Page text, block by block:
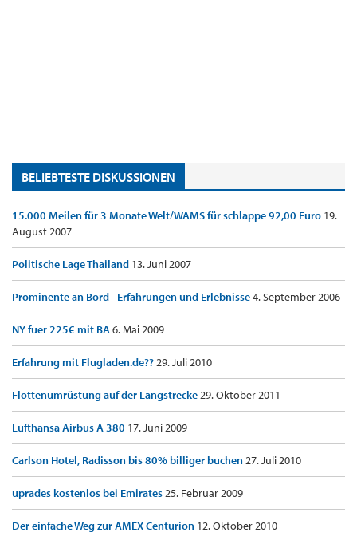
BELIEBTESTE DISKUSSIONEN
15.000 Meilen für 3 Monate Welt/WAMS für schlappe 92,00 Euro 19.
August 2007
Politische Lage Thailand 13. Juni 2007
Prominente an Bord - Erfahrungen und Erlebnisse4. September 2006
NY fuer 225€ mit BA6. Mai 2009
Erfahrung mit Flugladen.de??29. Juli 2010
Flottenumrüstung auf der Langstrecke29. Oktober 2011
Lufthansa Airbus A 380 17. Juni 2009
Carlson Hotel, Radisson bis 80% billiger buchen27. Juli 2010
uprades kostenlos bei Emirates25. Februar 2009
Der einfache Weg zur AMEX Centurion 12. Oktober 2010